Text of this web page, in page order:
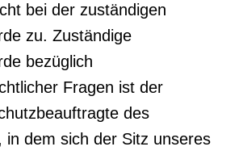
bei der zuständigen
zu. Zuständige
bezüglich
Fragen ist der
des
in dem sich der Sitz unseres